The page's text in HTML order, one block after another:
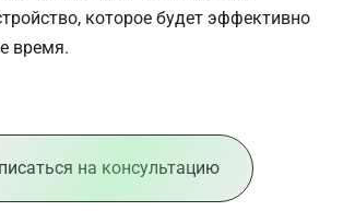
которое будет эффективно
время.
на консультацию